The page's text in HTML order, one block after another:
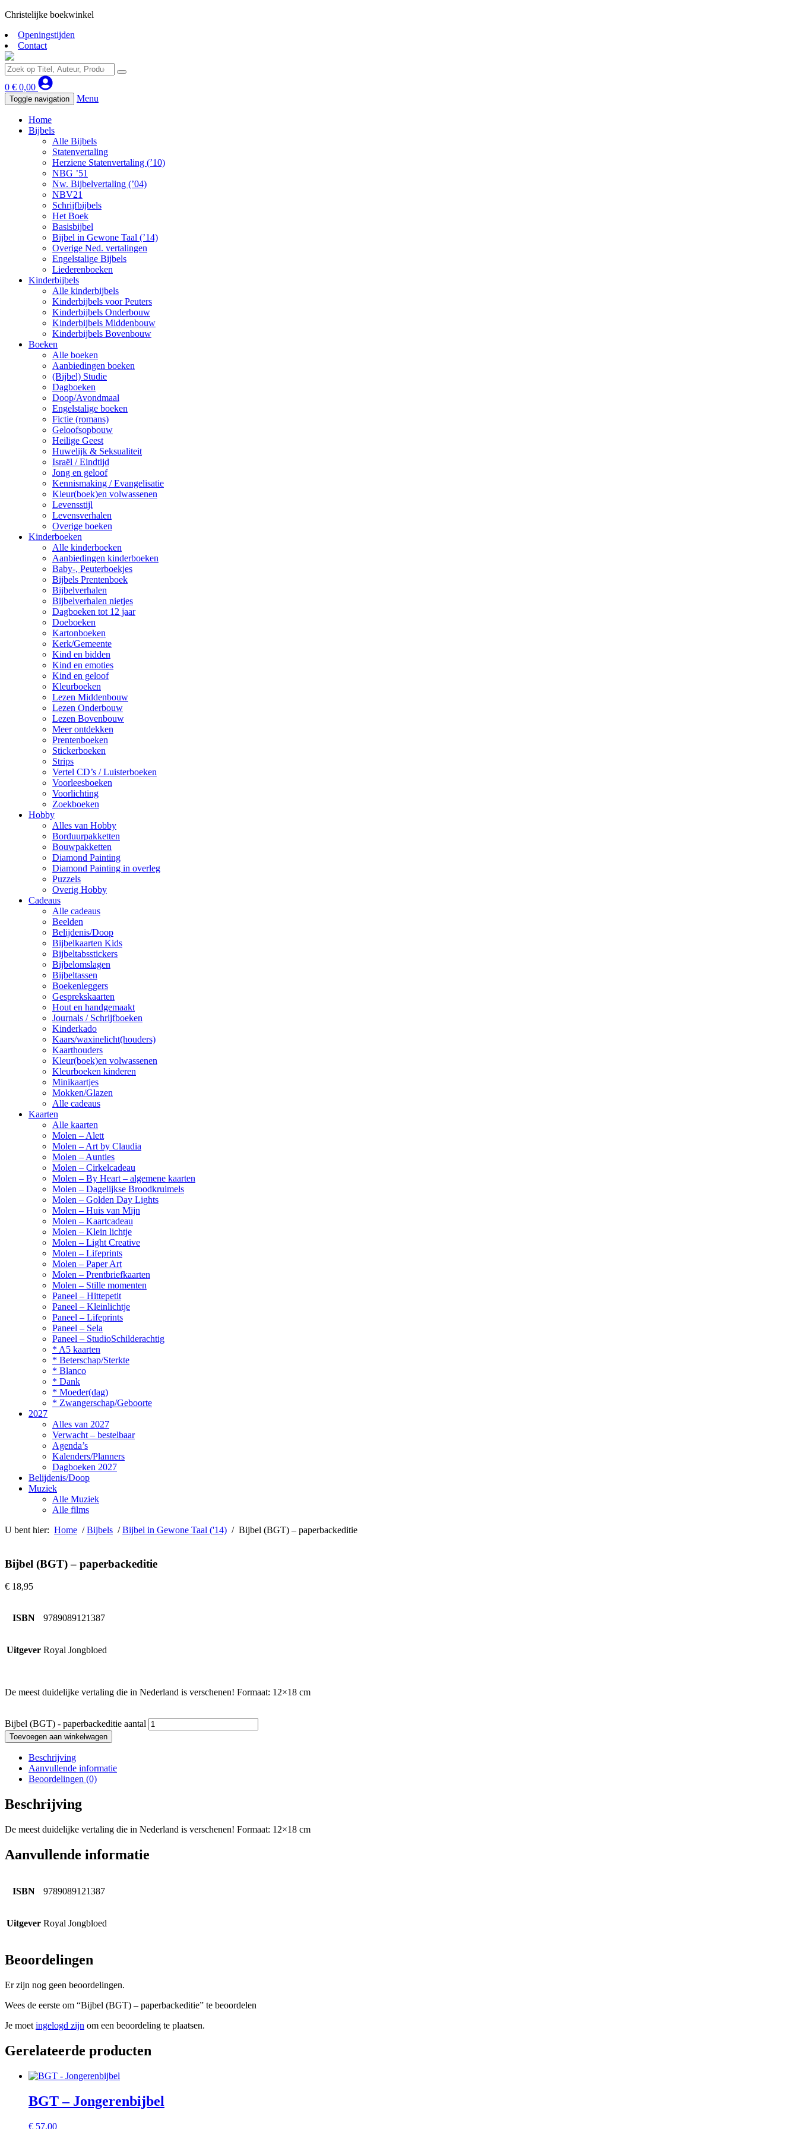
Christelijke boekwinkel
Openingstijden
Contact
0 € 0,00
Toggle navigation Menu
Home
Bijbels
Alle Bijbels
Statenvertaling
Herziene Statenvertaling (’10)
NBG ’51
Nw. Bijbelvertaling (’04)
NBV21
Schrijfbijbels
Het Boek
Basisbijbel
Bijbel in Gewone Taal (’14)
Overige Ned. vertalingen
Engelstalige Bijbels
Liederenboeken
Kinderbijbels
Alle kinderbijbels
Kinderbijbels voor Peuters
Kinderbijbels Onderbouw
Kinderbijbels Middenbouw
Kinderbijbels Bovenbouw
Boeken
Alle boeken
Aanbiedingen boeken
(Bijbel) Studie
Dagboeken
Doop/Avondmaal
Engelstalige boeken
Fictie (romans)
Geloofsopbouw
Heilige Geest
Huwelijk & Seksualiteit
Israël / Eindtijd
Jong en geloof
Kennismaking / Evangelisatie
Kleur(boek)en volwassenen
Levensstijl
Levensverhalen
Overige boeken
Kinderboeken
Alle kinderboeken
Aanbiedingen kinderboeken
Baby-, Peuterboekjes
Bijbels Prentenboek
Bijbelverhalen
Bijbelverhalen nietjes
Dagboeken tot 12 jaar
Doeboeken
Kartonboeken
Kerk/Gemeente
Kind en bidden
Kind en emoties
Kind en geloof
Kleurboeken
Lezen Middenbouw
Lezen Onderbouw
Lezen Bovenbouw
Meer ontdekken
Prentenboeken
Stickerboeken
Strips
Vertel CD’s / Luisterboeken
Voorleesboeken
Voorlichting
Zoekboeken
Hobby
Alles van Hobby
Borduurpakketten
Bouwpakketten
Diamond Painting
Diamond Painting in overleg
Puzzels
Overig Hobby
Cadeaus
Alle cadeaus
Beelden
Belijdenis/Doop
Bijbelkaarten Kids
Bijbeltabsstickers
Bijbelomslagen
Bijbeltassen
Boekenleggers
Gesprekskaarten
Hout en handgemaakt
Journals / Schrijfboeken
Kinderkado
Kaars/waxinelicht(houders)
Kaarthouders
Kleur(boek)en volwassenen
Kleurboeken kinderen
Minikaartjes
Mokken/Glazen
Alle cadeaus
Kaarten
Alle kaarten
Molen – Alett
Molen – Art by Claudia
Molen – Aunties
Molen – Cirkelcadeau
Molen – By Heart – algemene kaarten
Molen – Dagelijkse Broodkruimels
Molen – Golden Day Lights
Molen – Huis van Mijn
Molen – Kaartcadeau
Molen – Klein lichtje
Molen – Light Creative
Molen – Lifeprints
Molen – Paper Art
Molen – Prentbriefkaarten
Molen – Stille momenten
Paneel – Hittepetit
Paneel – Kleinlichtje
Paneel – Lifeprints
Paneel – Sela
Paneel – StudioSchilderachtig
* A5 kaarten
* Beterschap/Sterkte
* Blanco
* Dank
* Moeder(dag)
* Zwangerschap/Geboorte
2027
Alles van 2027
Verwacht – bestelbaar
Agenda’s
Kalenders/Planners
Dagboeken 2027
Belijdenis/Doop
Muziek
Alle Muziek
Alle films
U bent hier: Home /Bijbels /Bijbel in Gewone Taal ('14) / Bijbel (BGT) – paperbackeditie
Bijbel (BGT) – paperbackeditie
€ 18,95
ISBN 9789089121387
Uitgever Royal Jongbloed
De meest duidelijke vertaling die in Nederland is verschenen! Formaat: 12×18 cm
Bijbel (BGT) - paperbackeditie aantal
Toevoegen aan winkelwagen
Beschrijving
Aanvullende informatie
Beoordelingen (0)
Beschrijving
De meest duidelijke vertaling die in Nederland is verschenen! Formaat: 12×18 cm
Aanvullende informatie
ISBN 9789089121387
Uitgever Royal Jongbloed
Beoordelingen
Er zijn nog geen beoordelingen.
Wees de eerste om “Bijbel (BGT) – paperbackeditie” te beoordelen
Je moet ingelogd zijn om een beoordeling te plaatsen.
Gerelateerde producten
BGT – Jongerenbijbel
€ 57,00